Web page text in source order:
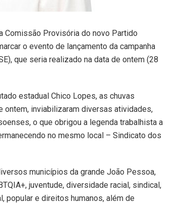
Comissão Provisória do novo Partido
o evento de lançamento da campanha
que seria realizado na data de ontem (28
estadual Chico Lopes, as chuvas
ontem, inviabilizaram diversas atividades,
o que obrigou a legenda trabalhista a
no mesmo local – Sindicato dos
municípios da grande João Pessoa,
juventude, diversidade racial, sindical,
popular e direitos humanos, além de